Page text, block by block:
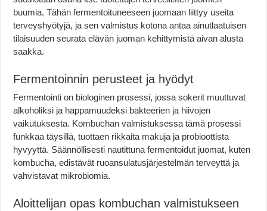
buumia. Tähän fermentoituneeseen juomaan liittyy useita
terveyshyötyjä, ja sen valmistus kotona antaa ainutlaatuisen
tilaisuuden seurata elävän juoman kehittymistä aivan alusta
saakka.
Fermentoinnin perusteet ja hyödyt
Fermentointi on biologinen prosessi, jossa sokerit muuttuvat
alkoholiksi ja happamuudeksi bakteerien ja hiivojen
vaikutuksesta. Kombuchan valmistuksessa tämä prosessi
funkkaa täysillä, tuottaen rikkaita makuja ja probioottista
hyvyyttä. Säännöllisesti nautittuna fermentoidut juomat, kuten
kombucha, edistävät ruoansulatusjärjestelmän terveyttä ja
vahvistavat mikrobiomia.
Aloittelijan opas kombuchan valmistukseen